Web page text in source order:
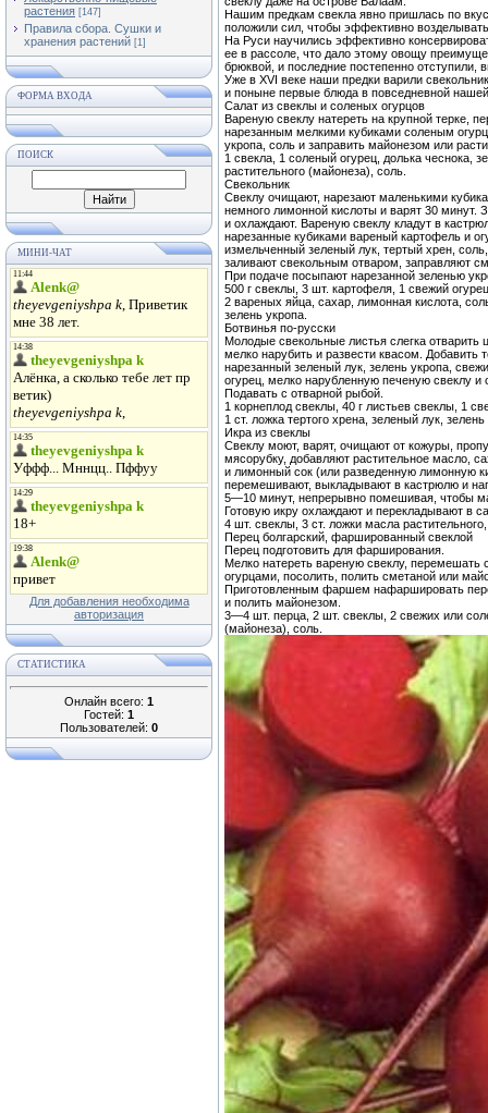
растения [147]
Правила сбора. Сушки и
хранения растений [1]
ФОРМА ВХОДА
ПОИСК
МИНИ-ЧАТ
Для добавления необходима
авторизация
СТАТИСТИКА
Онлайн всего: 1
Гостей: 1
Пользователей: 0
Нашим предкам свекла явно пришлась по
положили сил, чтобы эффективно
На Руси научились эффективно
ее в рассоле, что дало этому овощу
брюквой, и последние постепенно отступили,
Уже в XVI веке наши предки варили
и поныне первые блюда в повседневной
Салат из свеклы и соленых огурцов
Вареную свеклу натереть на крупной терке,
нарезанным мелкими кубиками соленым
укропа, соль и заправить майонезом или
1 свекла, 1 соленый огурец, долька чеснока,
растительного (майонеза), соль.
Свекольник
Свеклу очищают, нарезают маленькими
немного лимонной кислоты и варят 30 минут.
и охлаждают. Вареную свеклу кладут в
нарезанные кубиками вареный картофель и
измельченный зеленый лук, тертый хрен,
заливают свекольным отваром, заправляют
При подаче посыпают нарезанной зеленью
500 г свеклы, 3 шт. картофеля, 1 свежий
2 вареных яйца, сахар, лимонная кислота,
зелень укропа.
Ботвинья по-русски
Молодые свекольные листья слегка отварить
мелко нарубить и развести квасом. Добавить
нарезанный зеленый лук, зелень укропа,
огурец, мелко нарубленную печеную свеклу и
Подавать с отварной рыбой.
1 корнеплод свеклы, 40 г листьев свеклы, 1
1 ст. ложка тертого хрена, зеленый лук,
Икра из свеклы
Свеклу моют, варят, очищают от кожуры,
мясорубку, добавляют растительное масло,
и лимонный сок (или разведенную лимонную
перемешивают, выкладывают в кастрюлю и
5—10 минут, непрерывно помешивая, чтобы
Готовую икру охлаждают и перекладывают в
4 шт. свеклы, 3 ст. ложки масла
Перец болгарский, фаршированный свеклой
Перец подготовить для фарширования.
Мелко натереть вареную свеклу,
огурцами, посолить, полить сметаной или
Приготовленным фаршем нафаршировать
и полить майонезом.
3—4 шт. перца, 2 шт. свеклы, 2 свежих или
(майонеза), соль.